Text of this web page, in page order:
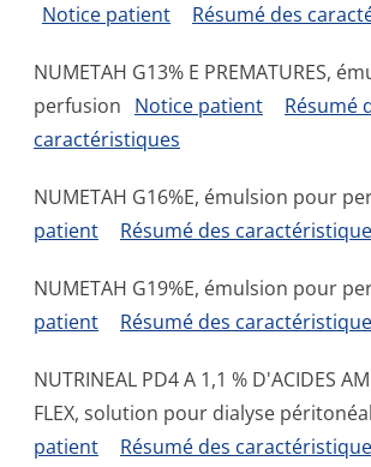
Notice patient
Résumé des
NUMETAH G13% E PREMATURES,
perfusion Notice patient
Résumé
caractéristiques
NUMETAH G16%E, émulsion pour
patient
Résumé des
NUMETAH G19%E, émulsion pour
patient
Résumé des
NUTRINEAL PD4 A 1,1 % D'ACIDES
FLEX, solution pour dialyse
patient
Résumé des